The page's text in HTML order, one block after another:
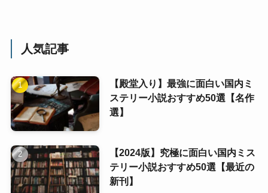
人気記事
【殿堂入り】最強に面白い国内ミ
ステリー小説おすすめ50選【名作
選】
【2024版】究極に面白い国内ミス
テリー小説おすすめ50選【最近の
新刊】